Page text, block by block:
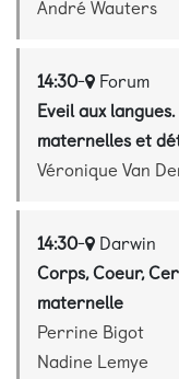
André Wauters
14:30- Forum
Eveil aux
maternelles et
Véronique Van
14:30- Darwin
Corps, Coeur,
maternelle
Perrine Bigot
Nadine Lemye